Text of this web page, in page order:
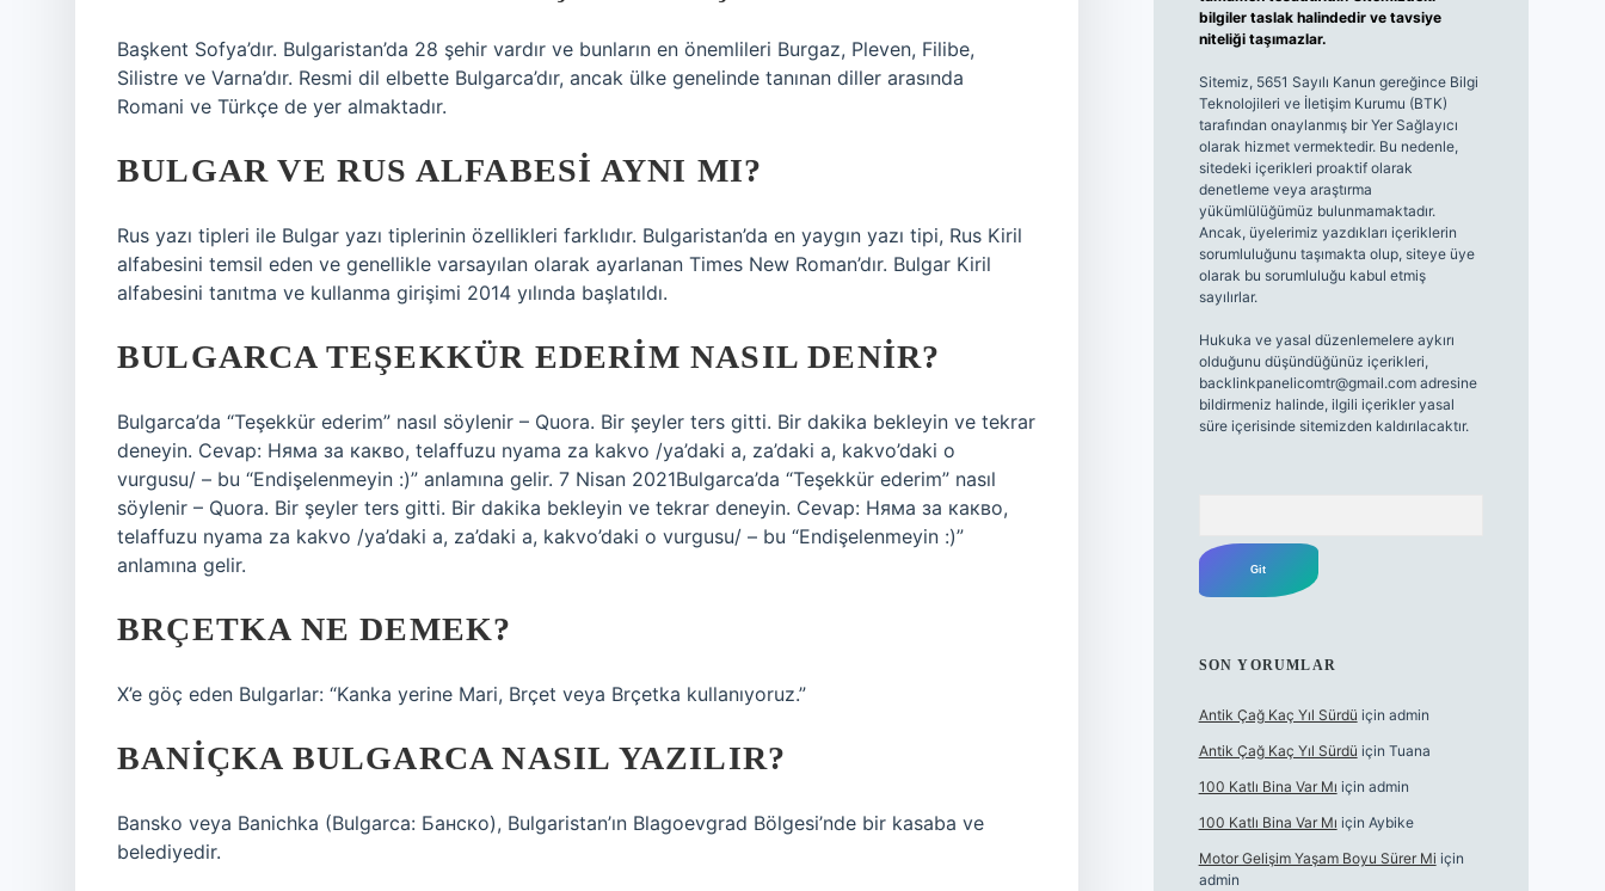
Başkent Sofya’dır. Bulgaristan’da 28 şehir vardır ve bunların en önemlileri Burgaz, Pleven, Filibe,
Silistre ve Varna’dır. Resmi dil elbette Bulgarca’dır, ancak ülke genelinde tanınan diller arasında
Romani ve Türkçe de yer almaktadır.
BULGAR VE RUS ALFABESI AYNI MI?
Rus yazı tipleri ile Bulgar yazı tiplerinin özellikleri farklıdır. Bulgaristan’da en yaygın yazı tipi, Rus Kiril
alfabesini temsil eden ve genellikle varsayılan olarak ayarlanan Times New Roman’dır. Bulgar Kiril
alfabesini tanıtma ve kullanma girişimi 2014 yılında başlatıldı.
BULGARCA TEŞEKKÜR EDERIM NASIL DENIR?
Bulgarca’da “Teşekkür ederim” nasıl söylenir – Quora. Bir şeyler ters gitti. Bir dakika bekleyin ve tekrar
deneyin. Cevap: Няма за какво, telaffuzu nyama za kakvo /ya’daki a, za’daki a, kakvo’daki o
vurgusu/ – bu “Endişelenmeyin :)” anlamına gelir. 7 Nisan 2021Bulgarca’da “Teşekkür ederim” nasıl
söylenir – Quora. Bir şeyler ters gitti. Bir dakika bekleyin ve tekrar deneyin. Cevap: Няма за какво,
telaffuzu nyama za kakvo /ya’daki a, za’daki a, kakvo’daki o vurgusu/ – bu “Endişelenmeyin :)”
anlamına gelir.
BRÇETKA NE DEMEK?
X’e göç eden Bulgarlar: “Kanka yerine Mari, Brçet veya Brçetka kullanıyoruz.”
BANIÇKA BULGARCA NASIL YAZILIR?
Bansko veya Banichka (Bulgarca: Банско), Bulgaristan’ın Blagoevgrad Bölgesi’nde bir kasaba ve
belediyedir.
bilgiler taslak halindedir ve tavsiye
niteliği taşımazlar.
Sitemiz, 5651 Sayılı Kanun gereğince Bilgi
Teknolojileri ve İletişim Kurumu (BTK)
tarafından onaylanmış bir Yer Sağlayıcı
olarak hizmet vermektedir. Bu nedenle,
sitedeki içerikleri proaktif olarak
denetleme veya araştırma
yükümlülüğümüz bulunmamaktadır.
Ancak, üyelerimiz yazdıkları içeriklerin
sorumluluğunu taşımakta olup, siteye üye
olarak bu sorumluluğu kabul etmiş
sayılırlar.
Hukuka ve yasal düzenlemelere aykırı
olduğunu düşündüğünüz içerikleri,
backlinkpanelicomtr@gmail.comadresine
bildirmeniz halinde, ilgili içerikler yasal
süre içerisinde sitemizden kaldırılacaktır.
SON YORUMLAR
Antik Çağ Kaç Yıl Sürdü için admin
Antik Çağ Kaç Yıl Sürdü için Tuana
100 Katlı Bina Var Mı için admin
100 Katlı Bina Var Mı için Aybike
Motor Gelişim Yaşam Boyu Sürer Mi için
admin